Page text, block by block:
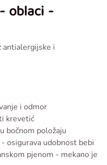
oblaci -
antialergijske i
i odmor
krevetić
bočnom položaju
osigurava udobnost bebi
pjenom - mekano je